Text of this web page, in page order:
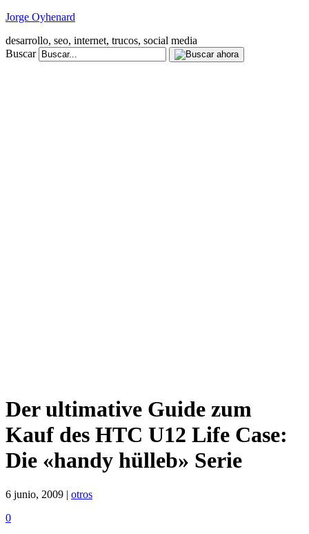
Jorge Oyhenard
desarrollo, seo, internet, trucos, social media
Buscar
Der ultimative Guide zum
Kauf des HTC U12 Life Case:
Die «handy hülleb» Serie
6 junio, 2009 | otros
0